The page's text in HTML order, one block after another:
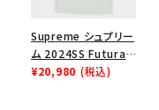
Supreme シュプリー
ム 2024SS Futura
Box Logo Tee フュ
¥20,980 (税込)